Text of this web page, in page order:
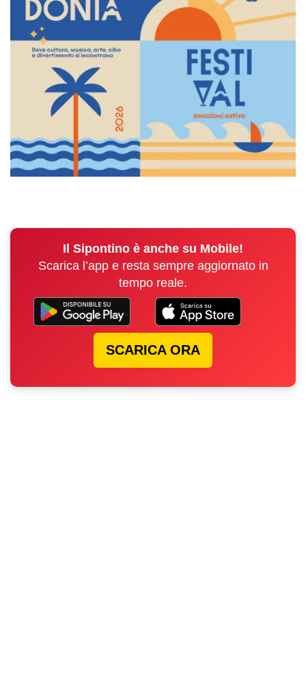
Il Sipontino è anche su Mobile!
Scarica l’app e resta sempre aggiornato in
tempo reale.
SCARICA ORA